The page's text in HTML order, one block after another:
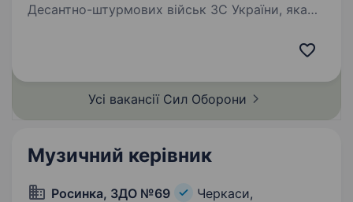
Десантно-штурмових військ ЗС України, яка
підрозділів ДШВ. Наша команда складається
службу в різних…
Усі вакансії Сил Оборони
Музичний керівник
Росинка, ЗДО №69
Черкаси,